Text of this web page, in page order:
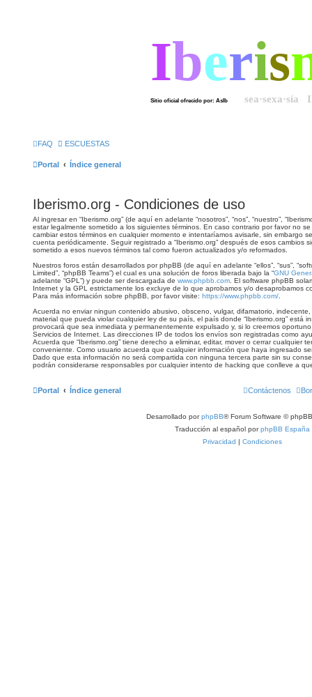
Iberis
Sitio oficial ofrecido por: AsIb sea·sexa·sía
FAQ ESCUESTAS
Portal Índice general
Iberismo.org - Condiciones de uso
Al ingresar en “Iberismo.org” (de aquí en adelante “nosotros”, “nos”, “nuestro”,
estar legalmente sometido a los siguientes términos. En caso contrario por favor no se
cambiar estos términos en cualquier momento e intentaríamos avisarle, sin embargo
cuenta periódicamente. Seguir registrado a “Iberismo.org” después de esos cambios
sometido a esos nuevos términos tal como fueron actualizados y/o reformados.
Nuestros foros están desarrollados por phpBB (de aquí en adelante “ellos”, “sus”,
Limited”, “phpBB Teams”) el cual es una solución de foros liberada bajo la “GNU
adelante “GPL”) y puede ser descargada de www.phpbb.com . El software phpBB
Internet y la GPL estrictamente los excluye de lo que aprobamos y/o desaprobamos
Para más información sobre phpBB, por favor visite: https://www.phpbb.com/
Acuerda no enviar ningun contenido abusivo, obsceno, vulgar, difamatorio,
material que pueda violar cualquier ley de su país, el país donde “Iberismo.org” está
provocará que sea inmediata y permanentemente expulsado y, si lo creemos
Servicios de Internet. Las direcciones IP de todos los envíos son registradas como
Acuerda que “Iberismo.org” tiene derecho a eliminar, editar, mover o cerrar cualquier
conveniente. Como usuario acuerda que cualquier información que haya ingresado
Dado que esta información no será compartida con ninguna tercera parte sin su
podrán considerarse responsables por cualquier intento de hacking que conlleve a
Portal Índice general Contáctenos
Desarrollado porphpBB® Forum Software ©
Traducción al español porphpBB España
Privacidad | Condiciones